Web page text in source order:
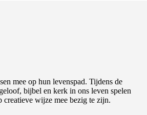
mee op hun levenspad. Tijdens de
bijbel en kerk in ons leven spelen
creatieve wijze mee bezig te zijn.